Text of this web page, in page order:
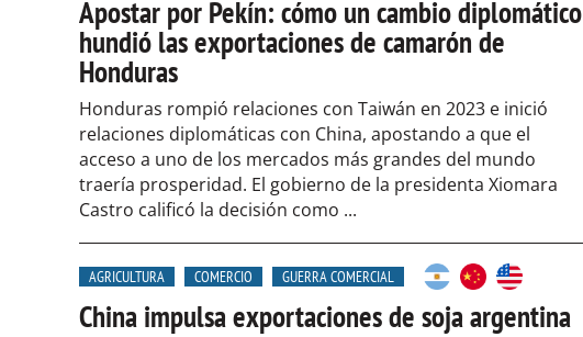
Apostar por Pekín: cómo un cambio diplomático
hundió las exportaciones de camarón de
Honduras
Honduras rompió relaciones con Taiwán en 2023 e inició
relaciones diplomáticas con China, apostando a que el
acceso a uno de los mercados más grandes del mundo
traería prosperidad. El gobierno de la presidenta Xiomara
Castro calificó la decisión como ...
AGRICULTURA COMERCIO GUERRA COMERCIAL
China impulsa exportaciones de soja argentina